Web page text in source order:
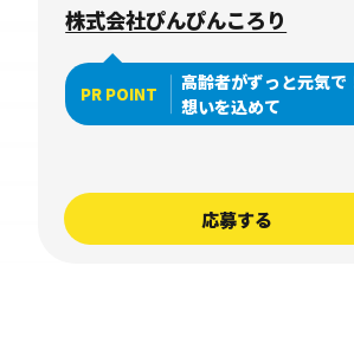
株式会社ぴんぴんころり
PR POINT
高齢者がずっと元気で
想いを込めて
応募する